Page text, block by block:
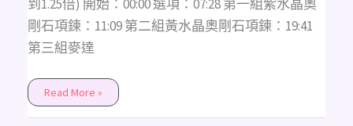
到1.25倍) 開始：00:00 選項：07:28 第一組紫水晶奧
剛石項鍊：11:09 第二組黃水晶奧剛石項鍊：19:41
第三組麥達
喔!
Read More »